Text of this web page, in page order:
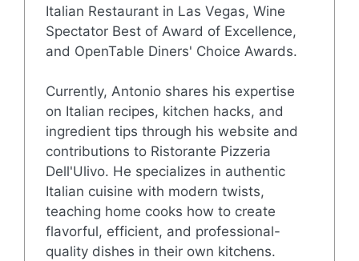
Italian Restaurant in Las Vegas, Wine
Spectator Best of Award of Excellence,
and OpenTable Diners' Choice Awards.
Currently, Antonio shares his expertise
on Italian recipes, kitchen hacks, and
ingredient tips through his website and
contributions to Ristorante Pizzeria
Dell'Ulivo. He specializes in authentic
Italian cuisine with modern twists,
teaching home cooks how to create
flavorful, efficient, and professional-
quality dishes in their own kitchens.